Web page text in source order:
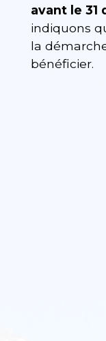
avant le 31
indiquons
la
bénéficier.